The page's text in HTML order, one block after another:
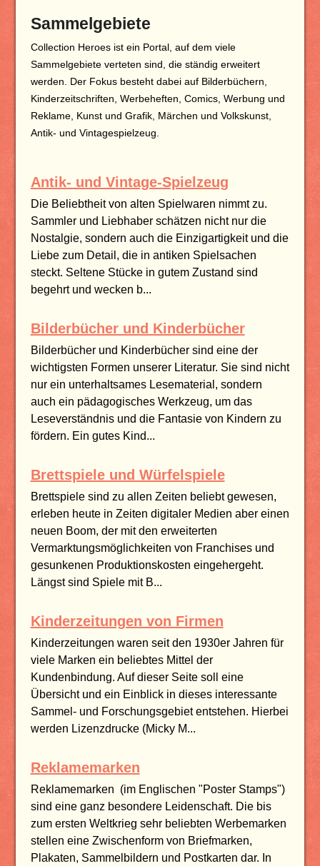
Sammelgebiete
Collection Heroes ist ein Portal, auf dem viele
Sammelgebiete verteten sind, die ständig erweitert
werden. Der Fokus besteht dabei auf Bilderbüchern,
Kinderzeitschriften, Werbeheften, Comics, Werbung und
Reklame, Kunst und Grafik, Märchen und Volkskunst,
Antik- und Vintagespielzeug.
Antik- und Vintage-Spielzeug
Die Beliebtheit von alten Spielwaren nimmt zu.
Sammler und Liebhaber schätzen nicht nur die
Nostalgie, sondern auch die Einzigartigkeit und die
Liebe zum Detail, die in antiken Spielsachen
steckt. Seltene Stücke in gutem Zustand sind
begehrt und wecken b...
Bilderbücher und Kinderbücher
Bilderbücher und Kinderbücher sind eine der
wichtigsten Formen unserer Literatur. Sie sind nicht
nur ein unterhaltsames Lesematerial, sondern
auch ein pädagogisches Werkzeug, um das
Leseverständnis und die Fantasie von Kindern zu
fördern. Ein gutes Kind...
Brettspiele und Würfelspiele
Brettspiele sind zu allen Zeiten beliebt gewesen,
erleben heute in Zeiten digitaler Medien aber einen
neuen Boom, der mit den erweiterten
Vermarktungsmöglichkeiten von Franchises und
gesunkenen Produktionskosten eingehergeht.
Längst sind Spiele mit B...
Kinderzeitungen von Firmen
Kinderzeitungen waren seit den 1930er Jahren für
viele Marken ein beliebtes Mittel der
Kundenbindung. Auf dieser Seite soll eine
Übersicht und ein Einblick in dieses interessante
Sammel- und Forschungsgebiet entstehen. Hierbei
werden Lizenzdrucke (Micky M...
Reklamemarken
Reklamemarken (im Englischen "Poster Stamps")
sind eine ganz besondere Leidenschaft. Die bis
zum ersten Weltkrieg sehr beliebten Werbemarken
stellen eine Zwischenform von Briefmarken,
Plakaten, Sammelbildern und Postkarten dar. In